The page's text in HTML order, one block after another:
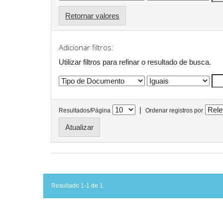
Retornar valores
Adicionar filtros:
Utilizar filtros para refinar o resultado de busca.
Resultados/Página | Ordenar registros por
Resultado 1-1 de 1.